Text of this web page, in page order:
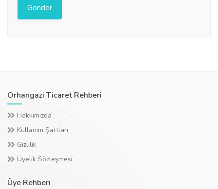
Orhangazi Ticaret Rehberi
Hakkımızda
Kullanım Şartları
Gizlilik
Üyelik Sözleşmesi
Üye Rehberi